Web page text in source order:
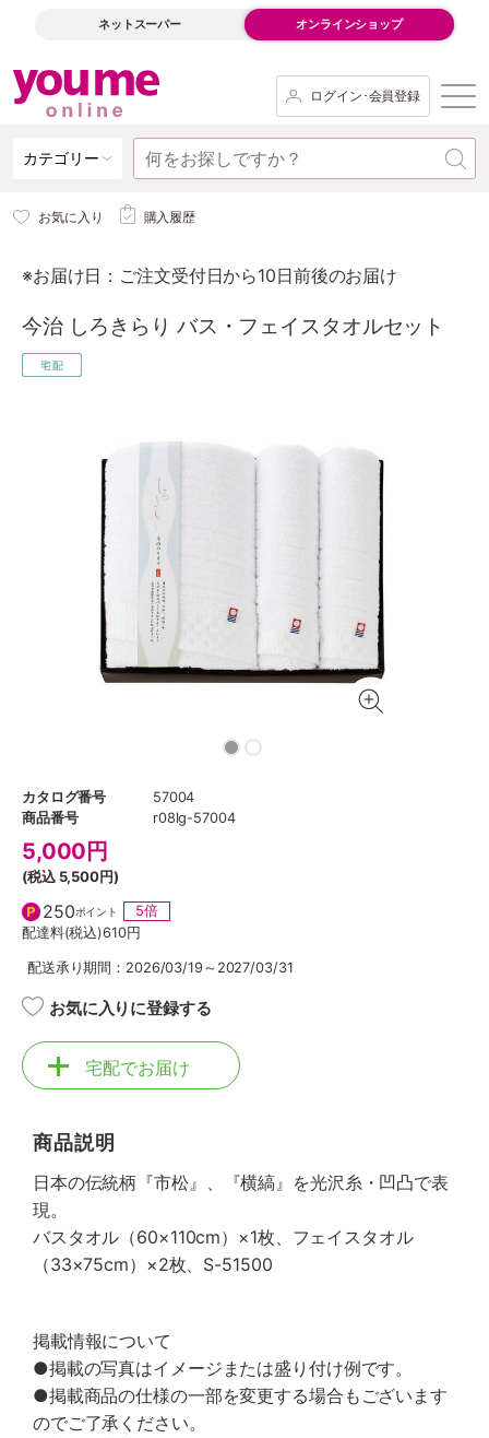
ネットスーパー オンラインショップ
ログイン･会員登録
カテゴリー
お気に入り 購入履歴
※お届け日：ご注文受付日から10日前後のお届け
今治 しろきらり バス・フェイスタオルセット
カタログ番号
57004
商品番号
r08lg-57004
5,000 円
(税込 5,500円)
250ポイント
5倍
配達料(税込)610円
配送承り期間：2026/03/19～2027/03/31
お気に入りに登録する
宅配でお届け
商品説明
日本の伝統柄『市松』、『横縞』を光沢糸・凹凸で表
現。
バスタオル（60×110cm）×1枚、フェイスタオル
（33×75cm）×2枚、S-51500
掲載情報について
●掲載の写真はイメージまたは盛り付け例です。
●掲載商品の仕様の一部を変更する場合もございます
のでご了承ください。